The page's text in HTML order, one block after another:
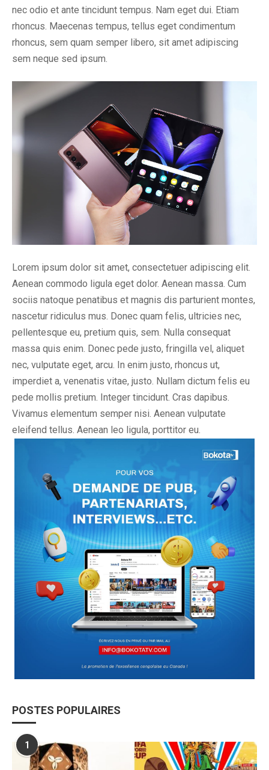
nec odio et ante tincidunt tempus. Nam eget dui. Etiam
rhoncus. Maecenas tempus, tellus eget condimentum
rhoncus, sem quam semper libero, sit amet adipiscing
sem neque sed ipsum.
Lorem ipsum dolor sit amet, consectetuer adipiscing elit.
Aenean commodo ligula eget dolor. Aenean massa. Cum
sociis natoque penatibus et magnis dis parturient montes,
nascetur ridiculus mus. Donec quam felis, ultricies nec,
pellentesque eu, pretium quis, sem. Nulla consequat
massa quis enim. Donec pede justo, fringilla vel, aliquet
nec, vulputate eget, arcu. In enim justo, rhoncus ut,
imperdiet a, venenatis vitae, justo. Nullam dictum felis eu
pede mollis pretium. Integer tincidunt. Cras dapibus.
Vivamus elementum semper nisi. Aenean vulputate
eleifend tellus. Aenean leo ligula, porttitor eu.
POSTES POPULAIRES
1